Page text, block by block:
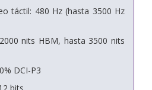
táctil: 480 Hz (hasta 3500 Hz
nits HBM, hasta 3500 nits
DCI-P3
bits